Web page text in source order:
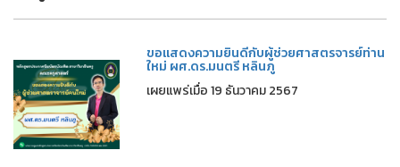
ขอแสดงความยินดีกับผู้ช่วยศาสตรจารย์ท่าน
ใหม่ ผศ.ดร.มนตรี หลินภู
เผยแพร่เมื่อ 19 ธันวาคม 2567